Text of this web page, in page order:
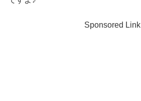
Sponsored Link